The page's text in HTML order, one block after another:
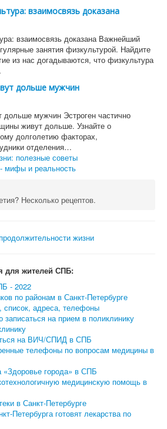
взаимосвязь доказана
взаимосвязь доказана Важнейший
занятия физкультурой. Найдите
из нас догадываются, что физкультура
дольше мужчин
мужчин Эстроген частично
живут дольше. Узнайте о
долголетию факторах,
отделения…
полезные советы
мифы и реальность
Несколько рецептов.
для жителей СПБ:
- 2022
по районам в Санкт-Петербурге
адреса, телефоны
записаться на прием в поликлинику
на ВИЧ/СПИД в СПБ
телефоны по вопросам медицины в
«Здоровье города» в СПБ
медицинскую помощь в
в Санкт-Петербурге
Петербурга готовят лекарства по